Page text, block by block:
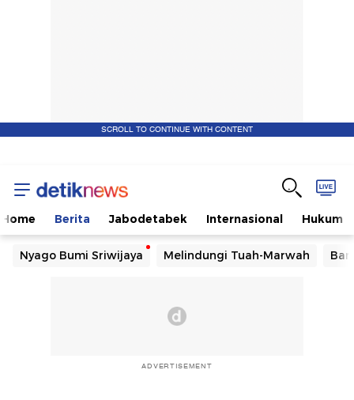
SCROLL TO CONTINUE WITH CONTENT
Home Berita Jabodetabek Internasional Hukum
Nyago Bumi Sriwijaya Melindungi Tuah-Marwah
ADVERTISEMENT